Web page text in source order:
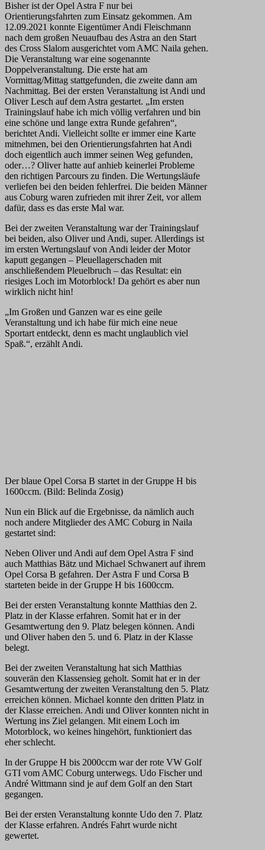
Bisher ist der Opel Astra F nur bei
Orientierungsfahrten zum Einsatz gekommen. Am
12.09.2021 konnte Eigentümer Andi Fleischmann
nach dem großen Neuaufbau des Astra an den Start
des Cross Slalom ausgerichtet vom AMC Naila gehen.
Die Veranstaltung war eine sogenannte
Doppelveranstaltung. Die erste hat am
Vormittag/Mittag stattgefunden, die zweite dann am
Nachmittag. Bei der ersten Veranstaltung ist Andi und
Oliver Lesch auf dem Astra gestartet. „Im ersten
Trainingslauf habe ich mich völlig verfahren und bin
eine schöne und lange extra Runde gefahren“,
berichtet Andi. Vielleicht sollte er immer eine Karte
mitnehmen, bei den Orientierungsfahrten hat Andi
doch eigentlich auch immer seinen Weg gefunden,
oder…? Oliver hatte auf anhieb keinerlei Probleme
den richtigen Parcours zu finden. Die Wertungsläufe
verliefen bei den beiden fehlerfrei. Die beiden Männer
aus Coburg waren zufrieden mit ihrer Zeit, vor allem
dafür, dass es das erste Mal war.
Bei der zweiten Veranstaltung war der Trainingslauf
bei beiden, also Oliver und Andi, super. Allerdings ist
im ersten Wertungslauf von Andi leider der Motor
kaputt gegangen – Pleuellagerschaden mit
anschließendem Pleuelbruch – das Resultat: ein
riesiges Loch im Motorblock! Da gehört es aber nun
wirklich nicht hin!
„Im Großen und Ganzen war es eine geile
Veranstaltung und ich habe für mich eine neue
Sportart entdeckt, denn es macht unglaublich viel
Spaß.“, erzählt Andi.
Der blaue Opel Corsa B startet in der Gruppe H bis
1600ccm. (Bild: Belinda Zosig)
Nun ein Blick auf die Ergebnisse, da nämlich auch
noch andere Mitglieder des AMC Coburg in Naila
gestartet sind:
Neben Oliver und Andi auf dem Opel Astra F sind
auch Matthias Bätz und Michael Schwanert auf ihrem
Opel Corsa B gefahren. Der Astra F und Corsa B
starteten beide in der Gruppe H bis 1600ccm.
Bei der ersten Veranstaltung konnte Matthias den 2.
Platz in der Klasse erfahren. Somit hat er in der
Gesamtwertung den 9. Platz belegen können. Andi
und Oliver haben den 5. und 6. Platz in der Klasse
belegt.
Bei der zweiten Veranstaltung hat sich Matthias
souverän den Klassensieg geholt. Somit hat er in der
Gesamtwertung der zweiten Veranstaltung den 5. Platz
erreichen können. Michael konnte den dritten Platz in
der Klasse erreichen. Andi und Oliver konnten nicht in
Wertung ins Ziel gelangen. Mit einem Loch im
Motorblock, wo keines hingehört, funktioniert das
eher schlecht.
In der Gruppe H bis 2000ccm war der rote VW Golf
GTI vom AMC Coburg unterwegs. Udo Fischer und
André Wittmann sind je auf dem Golf an den Start
gegangen.
Bei der ersten Veranstaltung konnte Udo den 7. Platz
der Klasse erfahren. Andrés Fahrt wurde nicht
gewertet.